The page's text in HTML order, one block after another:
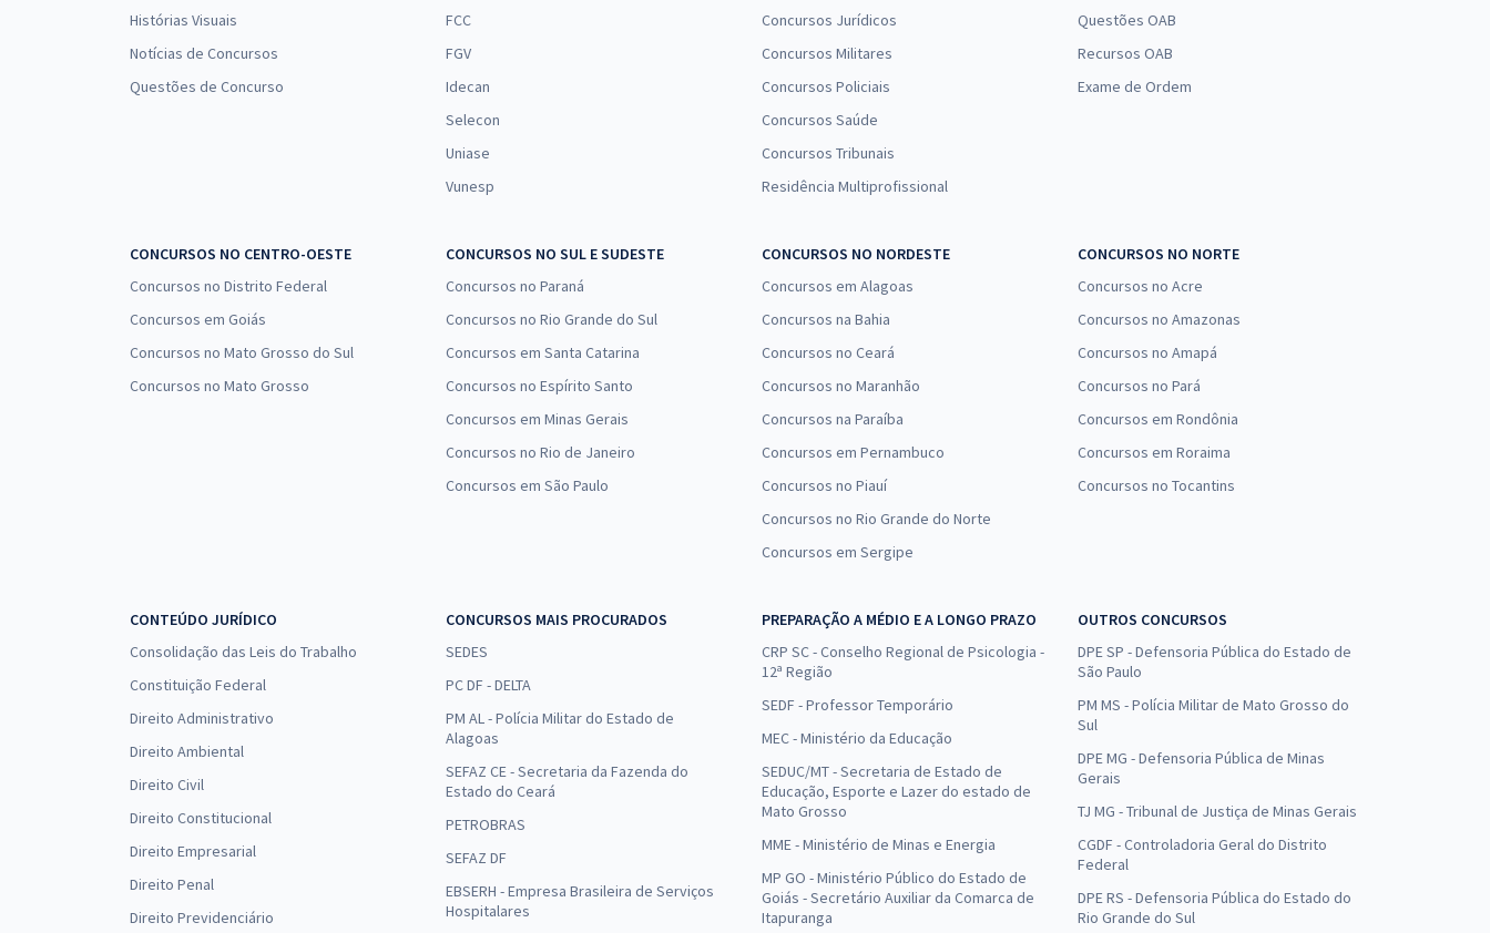
Histórias Visuais
Notícias de Concursos
Questões de Concurso
FCC
FGV
Idecan
Selecon
Uniase
Vunesp
Concursos Jurídicos
Concursos Militares
Concursos Policiais
Concursos Saúde
Concursos Tribunais
Residência Multiprofissional
Questões OAB
Recursos OAB
Exame de Ordem
CONCURSOS NO CENTRO-OESTE
Concursos no Distrito Federal
Concursos em Goiás
Concursos no Mato Grosso do Sul
Concursos no Mato Grosso
CONCURSOS NO SUL E SUDESTE
Concursos no Paraná
Concursos no Rio Grande do Sul
Concursos em Santa Catarina
Concursos no Espírito Santo
Concursos em Minas Gerais
Concursos no Rio de Janeiro
Concursos em São Paulo
CONCURSOS NO NORDESTE
Concursos em Alagoas
Concursos na Bahia
Concursos no Ceará
Concursos no Maranhão
Concursos na Paraíba
Concursos em Pernambuco
Concursos no Piauí
Concursos no Rio Grande do Norte
Concursos em Sergipe
CONCURSOS NO NORTE
Concursos no Acre
Concursos no Amazonas
Concursos no Amapá
Concursos no Pará
Concursos em Rondônia
Concursos em Roraima
Concursos no Tocantins
CONTEÚDO JURÍDICO
Consolidação das Leis do Trabalho
Constituição Federal
Direito Administrativo
Direito Ambiental
Direito Civil
Direito Constitucional
Direito Empresarial
Direito Penal
Direito Previdenciário
CONCURSOS MAIS PROCURADOS
SEDES
PC DF - DELTA
PM AL - Polícia Militar do Estado de
Alagoas
SEFAZ CE - Secretaria da Fazenda do
Estado do Ceará
PETROBRAS
SEFAZ DF
EBSERH - Empresa Brasileira de Serviços
Hospitalares
PREPARAÇÃO A MÉDIO E A LONGO PRAZO
CRP SC - Conselho Regional de Psicologia -
12ª Região
SEDF - Professor Temporário
MEC - Ministério da Educação
SEDUC/MT - Secretaria de Estado de
Educação, Esporte e Lazer do estado de
Mato Grosso
MME - Ministério de Minas e Energia
MP GO - Ministério Público do Estado de
Goiás - Secretário Auxiliar da Comarca de
Itapuranga
OUTROS CONCURSOS
DPE SP - Defensoria Pública do Estado de
São Paulo
PM MS - Polícia Militar de Mato Grosso do
Sul
DPE MG - Defensoria Pública de Minas
Gerais
TJ MG - Tribunal de Justiça de Minas Gerais
CGDF - Controladoria Geral do Distrito
Federal
DPE RS - Defensoria Pública do Estado do
Rio Grande do Sul